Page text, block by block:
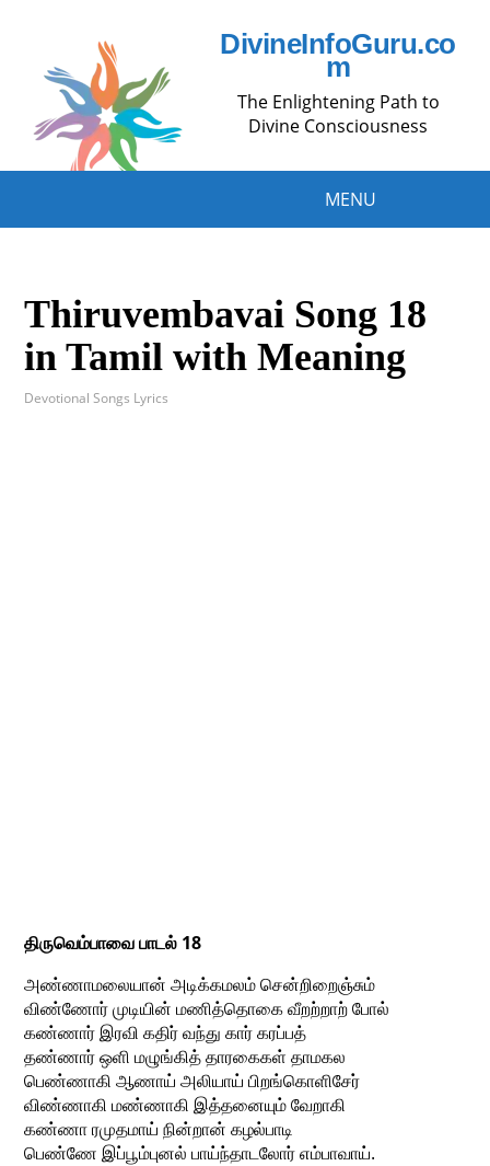
DivineInfoGuru.co
m
The Enlightening Path to
Divine Consciousness
MENU
Thiruvembavai Song 18
in Tamil with Meaning
Devotional Songs Lyrics
திருவெம்பாவை பாடல் 18
அண்ணாமலையான் அடிக்கமலம் சென்றிறைஞ்சும்
விண்ணோர் முடியின் மணித்தொகை வீறற்றாற் போல்
கண்ணார் இரவி கதிர் வந்து கார் கரப்பத்
தண்ணார் ஒளி மழுங்கித் தாரகைகள் தாமகல
பெண்ணாகி ஆணாய் அலியாய் பிறங்கொளிசேர்
விண்ணாகி மண்ணாகி இத்தனையும் வேறாகி
கண்ணா ரமுதமாய் நின்றான் கழல்பாடி
பெண்ணே இப்பூம்புனல் பாய்ந்தாடலோர் எம்பாவாய்.